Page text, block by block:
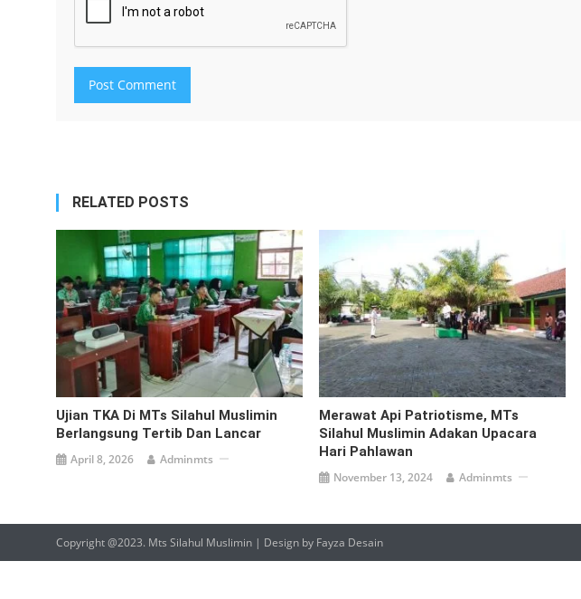
RELATED POSTS
Ujian TKA Di MTs Silahul Muslimin
Berlangsung Tertib Dan Lancar
April 8, 2026 Adminmts
Merawat Api Patriotisme, MTs
Silahul Muslimin Adakan Upacara
Hari Pahlawan
November 13, 2024 Adminmts
Copyright @2023. Mts Silahul Muslimin | Design by Fayza Desain